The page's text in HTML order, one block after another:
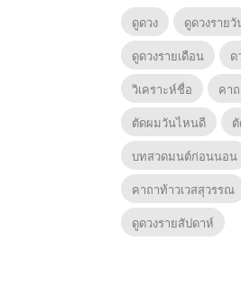
ดูดวง ดูดวงรายวั
ดูดวงรายเดือน
ด
วิเคราะห์ชื่อ
คา
ตัดผมวันไหนดี
บทสวดมนต์ก่อนนอน
คาถาท้าวเวสสุวรรณ
ดูดวงรายสัปดาห์